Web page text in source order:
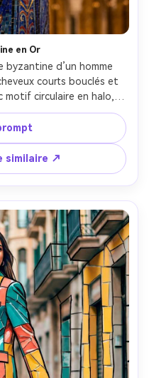
en Or
byzantine d’un homme
courts bouclés et
circulaire en halo,
d’or lumineuses,
profonds, travail de
de cathédrale, carreaux
détaillés, composition
professionnelle,
doux --ar 4:5
similaire ↗